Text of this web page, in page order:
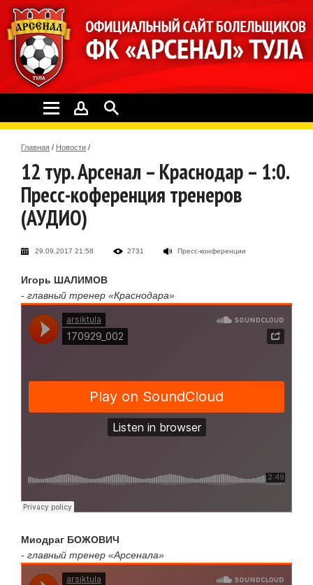
Главная / Новости /
12 тур. Арсенал – Краснодар – 1:0.
Пресс-коференция тренеров
(АУДИО)
29.09.2017 21:58 2731 Пресс-конференции
Игорь ШАЛИМОВ
- главный тренер «Краснодара»
Миодраг БОЖОВИЧ
- главный тренер «Арсенала»